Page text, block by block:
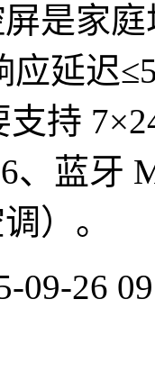
是家
应延迟
支持
、蓝牙
）。
09-26